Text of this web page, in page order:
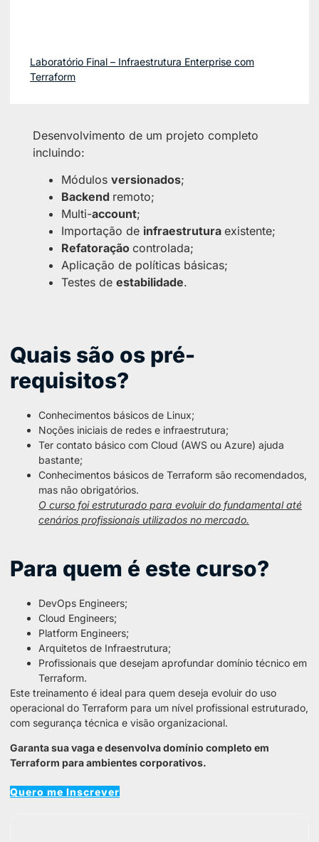
Laboratório Final – Infraestrutura Enterprise com
Terraform
Desenvolvimento de um projeto completo
incluindo:
Módulos versionados;
Backend remoto;
Multi-account;
Importação de infraestrutura existente;
Refatoração controlada;
Aplicação de políticas básicas;
Testes de estabilidade.
Quais são os pré-
requisitos?
Conhecimentos básicos de Linux;
Noções iniciais de redes e infraestrutura;
Ter contato básico com Cloud (AWS ou Azure) ajuda
bastante;
Conhecimentos básicos de Terraform são recomendados,
mas não obrigatórios.
O curso foi estruturado para evoluir do fundamental até
cenários profissionais utilizados no mercado.
Para quem é este curso?
DevOps Engineers;
Cloud Engineers;
Platform Engineers;
Arquitetos de Infraestrutura;
Profissionais que desejam aprofundar domínio técnico em
Terraform.
Este treinamento é ideal para quem deseja evoluir do uso
operacional do Terraform para um nível profissional estruturado,
com segurança técnica e visão organizacional.
Garanta sua vaga e desenvolva domínio completo em
Terraform para ambientes corporativos.
Quero me Inscrever